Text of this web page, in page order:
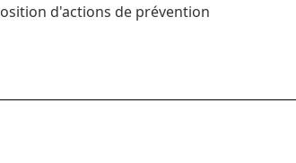
d'actions de prévention